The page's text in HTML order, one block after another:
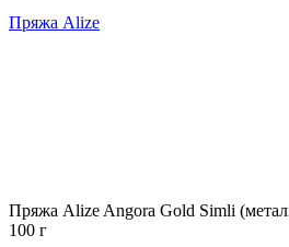
Пряжа Alize
Пряжа Alize Angora Gold Simli
100 г